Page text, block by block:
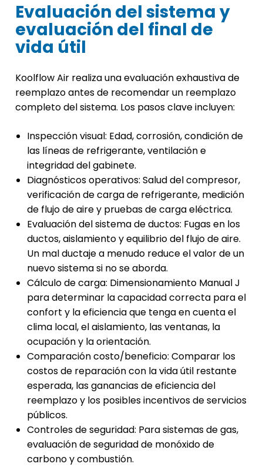
Evaluación del sistema y
evaluación del final de
vida útil
Koolflow Air realiza una evaluación exhaustiva de
reemplazo antes de recomendar un reemplazo
completo del sistema. Los pasos clave incluyen:
Inspección visual: Edad, corrosión, condición de
las líneas de refrigerante, ventilación e
integridad del gabinete.
Diagnósticos operativos: Salud del compresor,
verificación de carga de refrigerante, medición
de flujo de aire y pruebas de carga eléctrica.
Evaluación del sistema de ductos: Fugas en los
ductos, aislamiento y equilibrio del flujo de aire.
Un mal ductaje a menudo reduce el valor de un
nuevo sistema si no se aborda.
Cálculo de carga: Dimensionamiento Manual J
para determinar la capacidad correcta para el
confort y la eficiencia que tenga en cuenta el
clima local, el aislamiento, las ventanas, la
ocupación y la orientación.
Comparación costo/beneficio: Comparar los
costos de reparación con la vida útil restante
esperada, las ganancias de eficiencia del
reemplazo y los posibles incentivos de servicios
públicos.
Controles de seguridad: Para sistemas de gas,
evaluación de seguridad de monóxido de
carbono y combustión.